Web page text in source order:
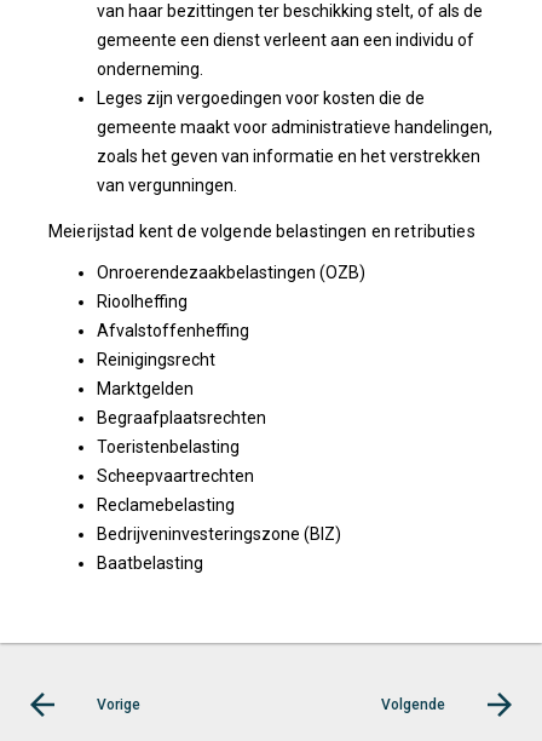
van haar bezittingen ter beschikking stelt, of als de
gemeente een dienst verleent aan een individu of
onderneming.
Leges zijn vergoedingen voor kosten die de
gemeente maakt voor administratieve handelingen,
zoals het geven van informatie en het verstrekken
van vergunningen.
Meierijstad kent de volgende belastingen en retributies
Onroerendezaakbelastingen (OZB)
Rioolheffing
Afvalstoffenheffing
Reinigingsrecht
Marktgelden
Begraafplaatsrechten
Toeristenbelasting
Scheepvaartrechten
Reclamebelasting
Bedrijveninvesteringszone (BIZ)
Baatbelasting
Vorige Volgende